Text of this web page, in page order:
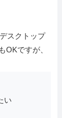
スクトップ
OKですが、
い